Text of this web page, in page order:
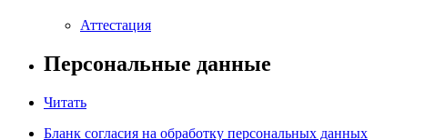
Аттестация
Персональные данные
Читать
Бланк согласия на обработку персональных данных